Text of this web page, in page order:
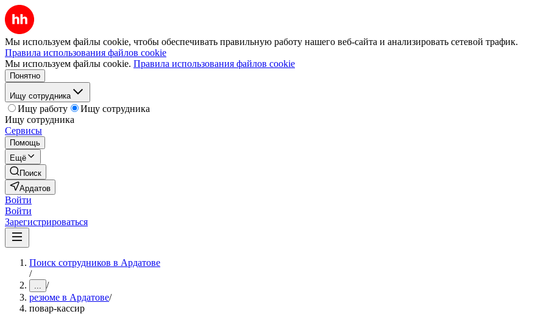
Мы используем файлы cookie, чтобы обеспечивать правильную работу нашего веб-сайта и анализировать сетевой трафик.
Правила использования файлов cookie
Мы используем файлы cookie. Правила использования файлов cookie
Понятно
Ищу сотрудника
Ищу работу
Ищу сотрудника
Ищу сотрудника
Сервисы
Помощь
Ещё
Поиск
Ардатов
Войти
Войти
Зарегистрироваться
Поиск сотрудников в Ардатове
/
... /
резюме в Ардатове/
повар-кассир